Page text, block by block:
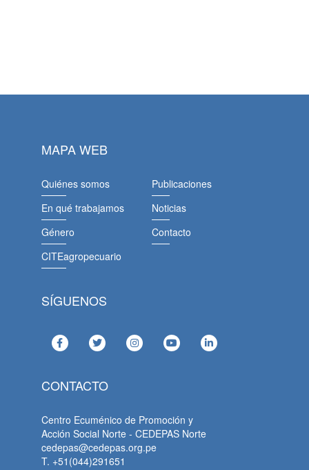
MAPA WEB
Quiénes somos
En qué trabajamos
Género
CITEagropecuario
Publicaciones
Noticias
Contacto
SÍGUENOS
CONTACTO
Centro Ecuménico de Promoción y
Acción Social Norte - CEDEPAS Norte
cedepas@cedepas.org.pe
T. +51(044)291651